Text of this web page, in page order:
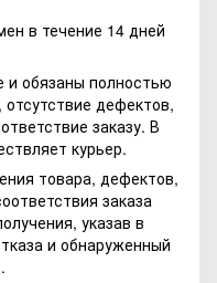
в течение 14 дней
и обязаны полностью
дефектов,
заказу. В
курьер.
товара, дефектов,
заказа
указав в
и обнаруженный